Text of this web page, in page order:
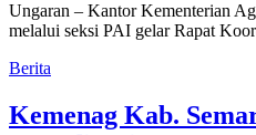
Ungaran – Kantor Kementerian
melalui seksi PAI gelar Rapat
Berita
Kemenag Kab.